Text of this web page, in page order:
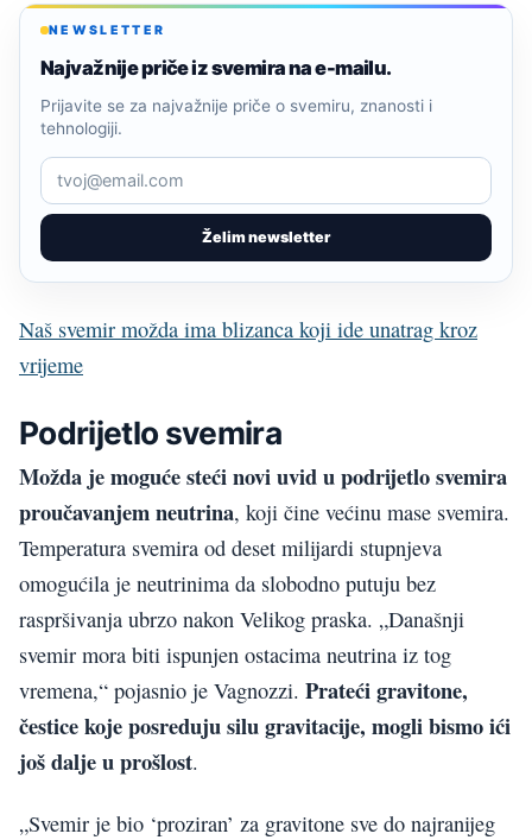
NEWSLETTER
Najvažnije priče iz svemira na e-mailu.
Želim newsletter
Prijavite se za najvažnije priče o svemiru, znanosti i
tehnologiji.
Naš svemir možda ima blizanca koji ide unatrag kroz
vrijeme
Podrijetlo svemira
Možda je moguće steći novi uvid u podrijetlo svemira
proučavanjem neutrina, koji čine većinu mase svemira.
Temperatura svemira od deset milijardi stupnjeva
omogućila je neutrinima da slobodno putuju bez
raspršivanja ubrzo nakon Velikog praska. „Današnji
svemir mora biti ispunjen ostacima neutrina iz tog
vremena,“ pojasnio je Vagnozzi. Prateći gravitone,
čestice koje posreduju silu gravitacije, mogli bismo ići
još dalje u prošlost.
„Svemir je bio ‘proziran’ za gravitone sve do najranijeg